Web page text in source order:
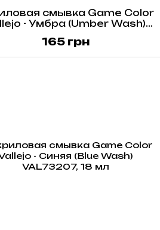
смывка Game Color
- Умбра (Umber Wash)
165 грн